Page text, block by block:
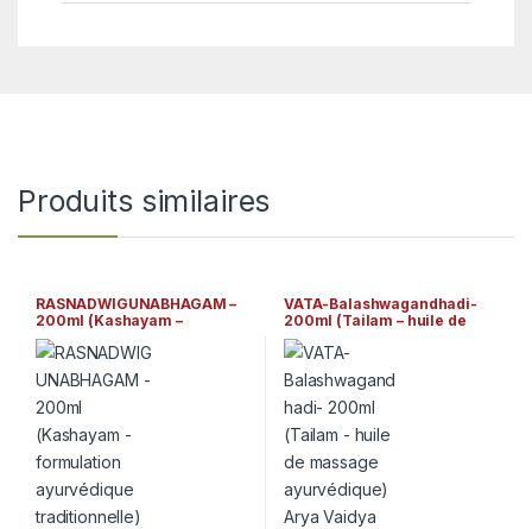
Produits similaires
RASNADWIGUNABHAGAM –
200ml (Kashayam –
formulation ayurvédique
traditionnelle) Arya Vaidya
Sala Kottakkal
VATA-Balashwagandhadi-
200ml (Tailam – huile de
massage ayurvédique) Arya
Vaidya Sala Kottakkal